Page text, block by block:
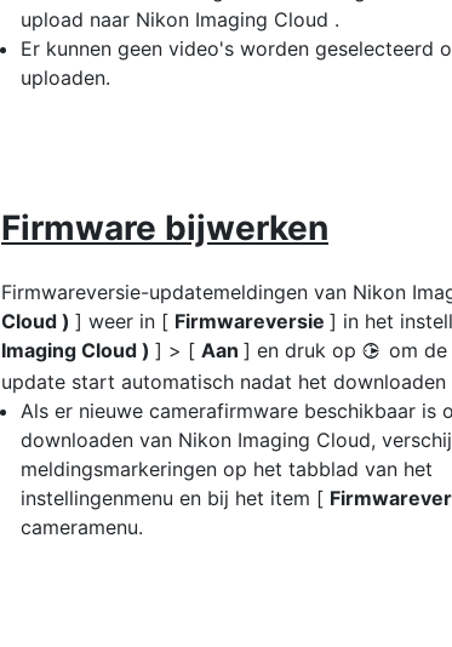
upload naar Nikon Imaging Cloud .
Er kunnen geen video's worden geselecteerd
uploaden.
Firmware bijwerken
Firmwareversie-updatemeldingen van Nikon
Cloud ) ] weer in [ Firmwareversie ] in het
Imaging Cloud ) ] > [ Aan ] en druk op 2 om de
update start automatisch nadat het
Als er nieuwe camerafirmware beschikbaar is
downloaden van Nikon Imaging Cloud,
meldingsmarkeringen op het tabblad van het
instellingenmenu en bij het item [
cameramenu.